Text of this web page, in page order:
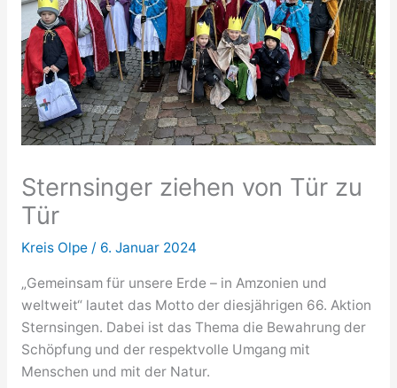
Sternsinger ziehen von Tür zu
Tür
Kreis Olpe/ 6. Januar 2024
„Gemeinsam für unsere Erde – in Amzonien und
weltweit“ lautet das Motto der diesjährigen 66. Aktion
Sternsingen. Dabei ist das Thema die Bewahrung der
Schöpfung und der respektvolle Umgang mit
Menschen und mit der Natur.